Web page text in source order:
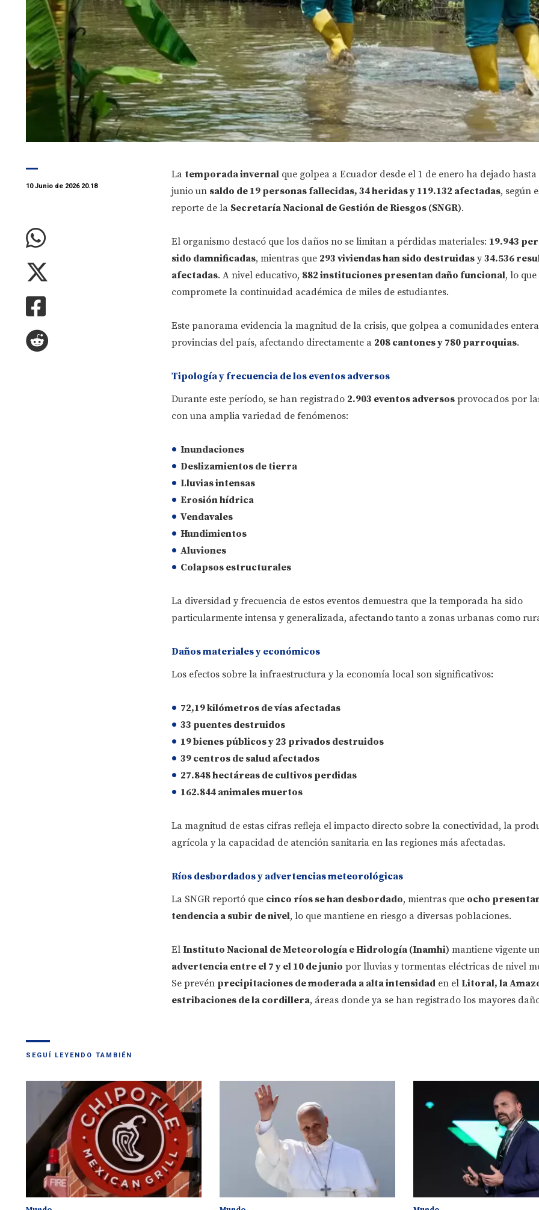
10 Junio de 2026 20.18
La temporada invernalque golpea a Ecuador desde el 1 de enero ha dejado hasta
junio un saldo de 19 personas fallecidas, 34 heridas y 119.132 afectadas, según
reporte de la Secretaría Nacional de Gestión de Riesgos (SNGR).
El organismo destacó que los daños no se limitan a pérdidas materiales: 19.943
sido damnificadas, mientras que 293 viviendas han sido destruidasy34.536
afectadas. A nivel educativo, 882 instituciones presentan daño funcional, lo que
compromete la continuidad académica de miles de estudiantes.
Este panorama evidencia la magnitud de la crisis, que golpea a comunidades
provincias del país, afectando directamente a 208 cantones y 780 parroquias.
Tipología y frecuencia de los eventos adversos
Durante este período, se han registrado 2.903 eventos adversosprovocados por
con una amplia variedad de fenómenos:
Inundaciones
Deslizamientos de tierra
Lluvias intensas
Erosión hídrica
Vendavales
Hundimientos
Aluviones
Colapsos estructurales
La diversidad y frecuencia de estos eventos demuestra que la temporada ha sido
particularmente intensa y generalizada, afectando tanto a zonas urbanas como
Daños materiales y económicos
Los efectos sobre la infraestructura y la economía local son significativos:
72,19 kilómetros de víasafectadas
33 puentesdestruidos
19 bienes públicos y 23 privadosdestruidos
39 centros de saludafectados
27.848 hectáreas de cultivos perdidas
162.844 animales muertos
La magnitud de estas cifras refleja el impacto directo sobre la conectividad, la
agrícola y la capacidad de atención sanitaria en las regiones más afectadas.
Ríos desbordados y advertencias meteorológicas
La SNGR reportó que cinco ríos se han desbordado, mientras que ocho
tendencia a subir de nivel, lo que mantiene en riesgo a diversas poblaciones.
El Instituto Nacional de Meteorología e Hidrología (Inamhi) mantiene vigente
advertencia entre el 7 y el 10 de junio por lluvias y tormentas eléctricas de nivel
Se prevén precipitaciones de moderada a alta intensidaden el Litoral, la
estribaciones de la cordillera, áreas donde ya se han registrado los mayores
SEGUÍ LEYENDO TAMBIÉN